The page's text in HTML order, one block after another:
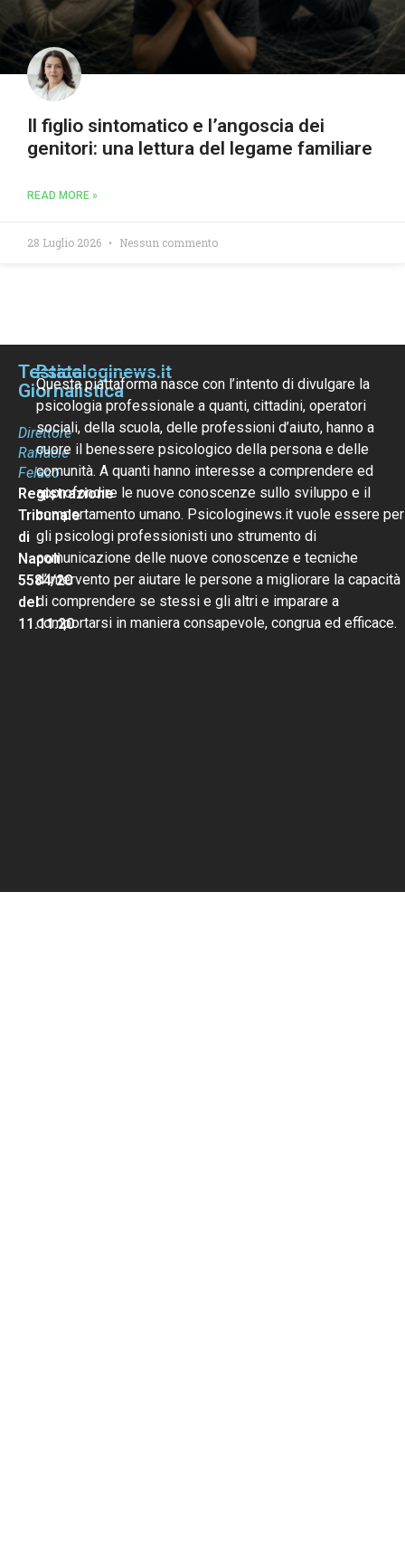
Il figlio sintomatico e l’angoscia dei
genitori: una lettura del legame familiare
READ MORE »
28 Luglio 2026 Nessun commento
Testata
Giornalistica
Direttore
Raffaele
Felaco
Registrazione
Tribunale
di
Napoli
5584/20
del
11.11.20
Psicologinews.it
Questa piattaforma nasce con l’intento di divulgare la
psicologia professionale a quanti, cittadini, operatori
sociali, della scuola, delle professioni d’aiuto, hanno a
cuore il benessere psicologico della persona e delle
comunità. A quanti hanno interesse a comprendere ed
approfondire le nuove conoscenze sullo sviluppo e il
comportamento umano. Psicologinews.it vuole essere per
gli psicologi professionisti uno strumento di
comunicazione delle nuove conoscenze e tecniche
d’intervento per aiutare le persone a migliorare la capacità
di comprendere se stessi e gli altri e imparare a
comportarsi in maniera consapevole, congrua ed efficace.